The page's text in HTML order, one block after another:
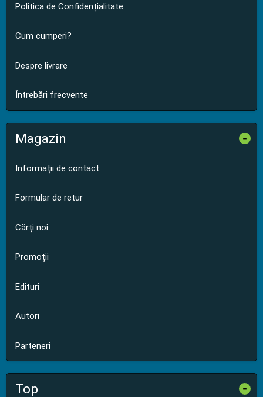
Politica de Confidențialitate
Cum cumperi?
Despre livrare
Întrebări frecvente
Magazin -
Informații de contact
Formular de retur
Cărți noi
Promoții
Edituri
Autori
Parteneri
Top -